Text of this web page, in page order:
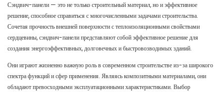
Сэндвич-панели — это не только строительный материал, но и эффективное
решение, способное справиться с многочисленными задачами строительства.
Сочетая прочность внешней поверхности с теплоизоляционными свойствами
сердцевины, сэндвич-панели представляют собой эффективное решение для
создания энергоэффективных, долговечных и быстровозводимых зданий.
Они играют жизненно важную роль в современном строительстве из-за широкого
спектра функций и сфер применения. Являясь композитными материалами, они
обладают превосходными эксплуатационными характеристиками. Выбор